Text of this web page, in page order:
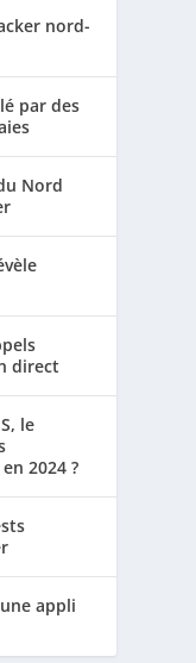
nord-
par des
Nord
direct
le
2024 ?
appli